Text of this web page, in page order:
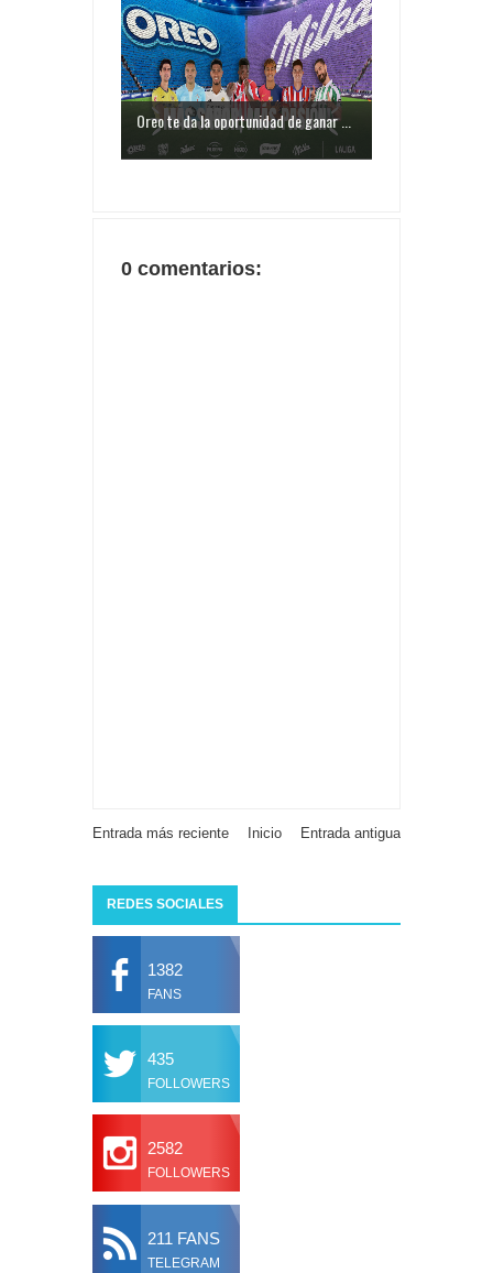
Oreo te da la oportunidad de ganar ...
0 comentarios:
Entrada más reciente Entrada antigua
Inicio
REDES SOCIALES
1382
FANS
435
FOLLOWERS
2582
FOLLOWERS
211 FANS
TELEGRAM